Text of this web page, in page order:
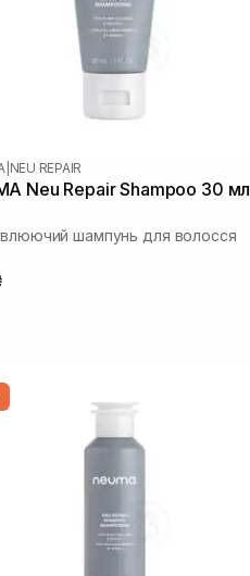
NEU REPAIR
Neu Repair Shampoo 30 мл
шампунь для волосся